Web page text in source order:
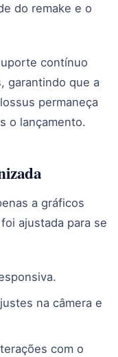
do remake e o
contínuo
garantindo que a
permaneça
o lançamento.
a gráficos
ajustada para se
na câmera e
com o